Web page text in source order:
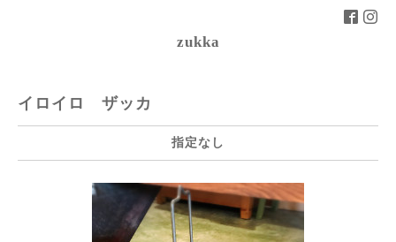
zukka
イロイロ ザッカ
指定なし